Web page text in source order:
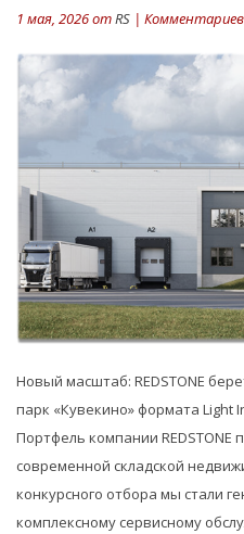
1 мая, 2026 отRS |
Новый масштаб: REDSTONE
парк «Кувекино» формата Light
Портфель компании
современной складской
конкурсного отбора мы стали
комплексному сервисному